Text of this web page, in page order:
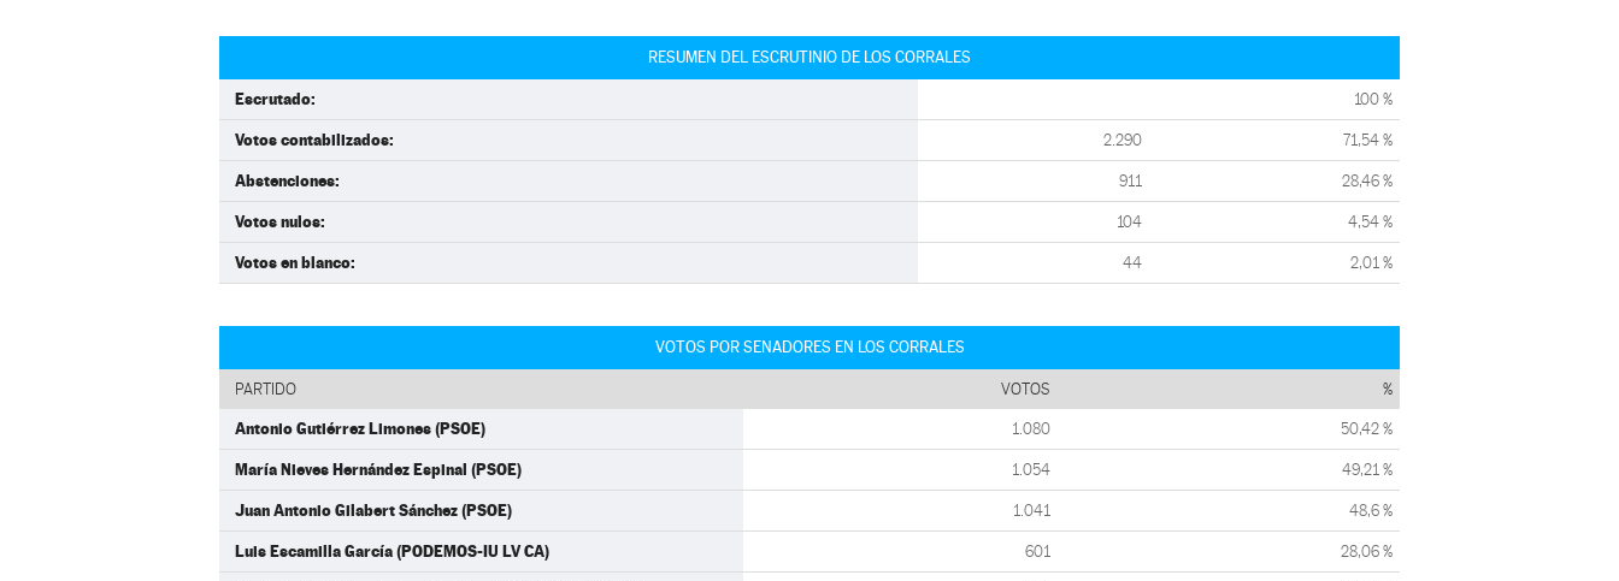
RESUMEN DEL ESCRUTINIO DE LOS CORRALES
Escrutado: 100 %
Votos contabilizados: 2.290 71,54 %
Abstenciones: 911 28,46 %
Votos nulos: 104 4,54 %
Votos en blanco: 44 2,01 %
VOTOS POR SENADORES EN LOS CORRALES
PARTIDO VOTOS %
Antonio Gutiérrez Limones (PSOE) 1.080 50,42 %
María Nieves Hernández Espinal (PSOE) 1.054 49,21 %
Juan Antonio Gilabert Sánchez (PSOE) 1.041 48,6 %
Luis Escamilla García (PODEMOS-IU LV CA) 601 28,06 %